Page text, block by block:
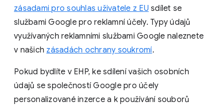
zásadami pro souhlas uživatele z EU sdílet se
službami Google pro reklamní účely. Typy údajů
využívaných reklamními službami Google naleznete
v našich zásadách ochrany soukromí.
Pokud bydlíte v EHP, ke sdílení vašich osobních
údajů se společností Google pro účely
personalizované inzerce a k používání souborů